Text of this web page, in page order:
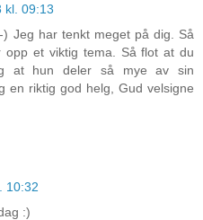
kl. 09:13
Jeg har tenkt meget på dig. Så
et viktig tema. Så flot at du
at hun deler så mye av sin
en riktig god helg, Gud velsigne
10:32
:)